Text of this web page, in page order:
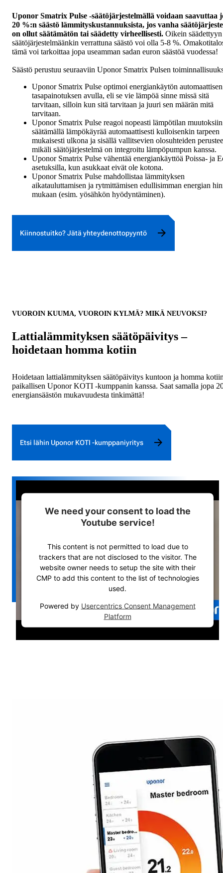
Uponor Smatrix Pulse -säätöjärjestelmällä voidaan saavuttaa
20 %:n säästö lämmityskustannuksista, jos vanha
on ollut säätämätön tai säädetty virheellisesti. Oikein säädettyyn
säätöjärjestelmäänkin verrattuna säästö voi olla 5-8 %.
tämä voi tarkoittaa jopa useamman sadan euron säästöä vuodessa!
Säästö perustuu seuraaviin Uponor Smatrix Pulsen
Uponor Smatrix Pulse optimoi energiankäytön automaattisen
tasapainotuksen avulla, eli se vie lämpöä sinne missä sitä
tarvitaan, silloin kun sitä tarvitaan ja juuri sen määrän mitä
tarvitaan.
Uponor Smatrix Pulse reagoi nopeasti lämpötilan muutoksiin
säätämällä lämpökäyrää automaattisesti kulloisenkin tarpeen
mukaisesti ulkona ja sisällä vallitsevien olosuhteiden
mikäli säätöjärjestelmä on integroitu lämpöpumpun kanssa.
Uponor Smatrix Pulse vähentää energiankäyttöä Poissa- ja
asetuksilla, kun asukkaat eivät ole kotona.
Uponor Smatrix Pulse mahdollistaa lämmityksen
aikatauluttamisen ja rytmittämisen edullisimman energian
mukaan (esim. yösähkön hyödyntäminen).
Kiinnostuitko? Jätä yhteydenottopyyntö
VUOROIN KUUMA, VUOROIN KYLMÄ? MIKÄ NEUVOKSI?
Lattialämmityksen säätöpäivitys –
hoidetaan homma kotiin
Hoidetaan lattialämmityksen säätöpäivitys kuntoon ja homma
paikallisen Uponor KOTI -kumppanin kanssa. Saat samalla jopa
energiansäästön mukavuudesta tinkimättä!
Etsi lähin Uponor KOTI -kumppaniyritys
We need your consent to load the
Youtube service!
This content is not permitted to load due to
trackers that are not disclosed to the visitor. The
website owner needs to setup the site with their
CMP to add this content to the list of technologies
used.
Powered by Usercentrics Consent Management
Platform